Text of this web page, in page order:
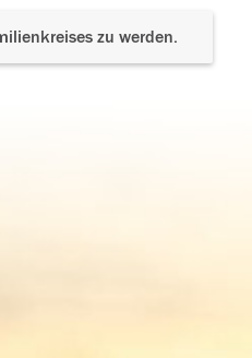
zu werden.